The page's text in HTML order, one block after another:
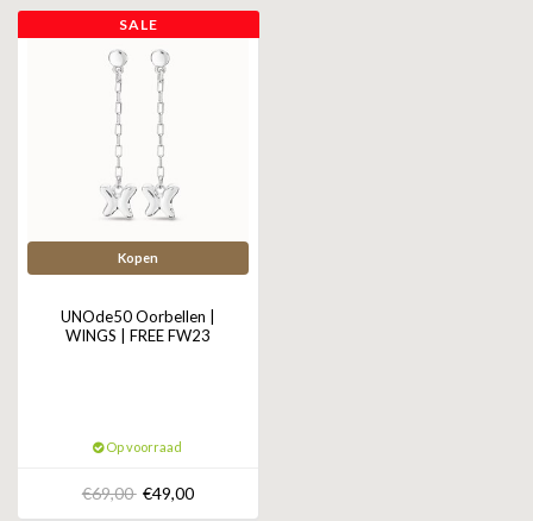
ZAG BIJOUX
KAPTEN & SON
SALE
Kopen
UNOde50 Oorbellen |
WINGS | FREE FW23
Op voorraad
€69,00 €49,00